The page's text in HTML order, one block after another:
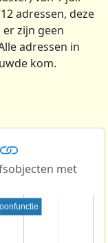
adressen, deze
zijn geen
adressen in
kom.
met